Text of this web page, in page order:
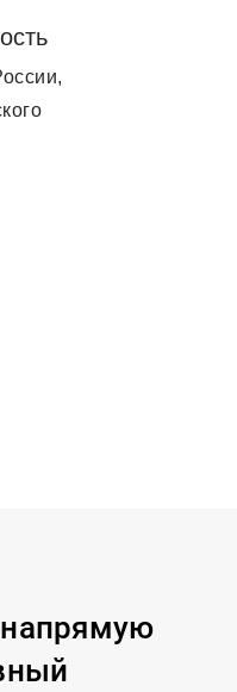
напрямую